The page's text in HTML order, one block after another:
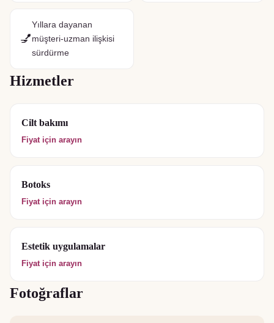
💅
Yıllara dayanan
müşteri-uzman ilişkisi
sürdürme
Hizmetler
Cilt bakımı
Fiyat için arayın
Botoks
Fiyat için arayın
Estetik uygulamalar
Fiyat için arayın
Fotoğraflar